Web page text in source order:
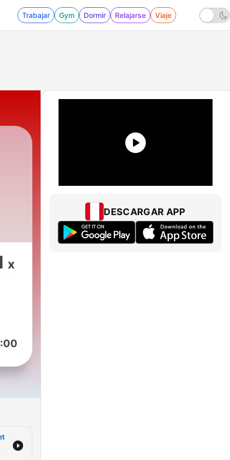
Trabajar Gym Dormir Relajarse Viaje
x
DESCARGAR APP